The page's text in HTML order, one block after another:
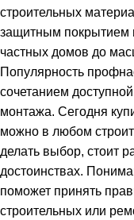
строительных
защитным покрытием
частных домов до
Популярность
сочетанием
монтажа. Сегодня
можно в любом
делать выбор, стоит
достоинствах.
поможет принять
строительных или